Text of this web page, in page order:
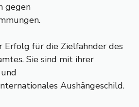
gegen
Erfolg für die Zielfahnder des
Sie sind mit ihrer
Aushängeschild.